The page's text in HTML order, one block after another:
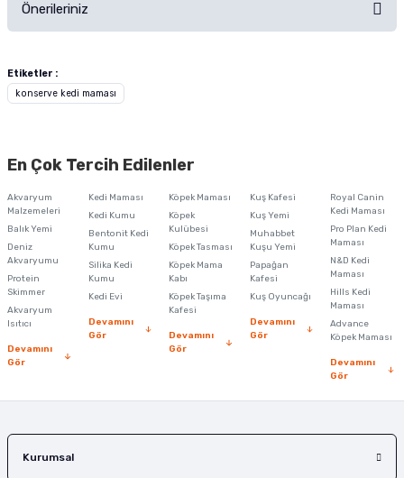
Önerileriniz
yetersiz gördüğünüz noktaları öneri formunu kullanarak tarafımıza
iletebilirsiniz.
Görüş ve önerileriniz için teşekkür ederiz.
Ürün açıklamasında eksik bilgiler bulunuyor.
Ürün bilgilerinde hatalar bulunuyor.
Ürün fiyatı diğer sitelerden daha pahalı.
Bu ürüne benzer farklı alternatifler olmalı.
Etiketler :
konserve kedi maması
En Çok Tercih Edilenler
Akvaryum
Malzemeleri
Balık Yemi
Deniz
Akvaryumu
Protein
Skimmer
Akvaryum
Isıtıcı
Devamını
Gör
Kedi Maması
Kedi Kumu
Bentonit Kedi
Kumu
Silika Kedi
Kumu
Kedi Evi
Devamını
Gör
Köpek Maması
Köpek
Kulübesi
Köpek Tasması
Köpek Mama
Kabı
Köpek Taşıma
Kafesi
Devamını
Gör
Kuş Kafesi
Kuş Yemi
Muhabbet
Kuşu Yemi
Papağan
Kafesi
Kuş Oyuncağı
Devamını
Gör
Royal Canin
Kedi Maması
Pro Plan Kedi
Maması
N&D Kedi
Maması
Hills Kedi
Maması
Advance
Köpek Maması
Devamını
Gör
Kurumsal